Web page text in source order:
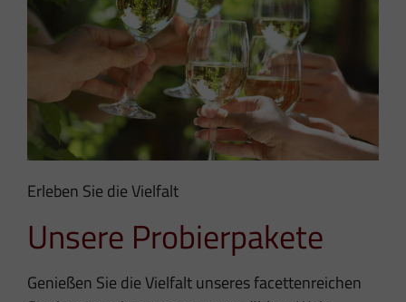
Erleben Sie die Vielfalt
Unsere Probierpakete
Genießen Sie die Vielfalt unseres facettenreichen